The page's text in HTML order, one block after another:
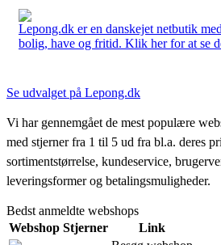
Lepong.dk er en danskejet netbutik
bolig, have og fritid. Klik her for at se
Se udvalget på Lepong.dk
Vi har gennemgået de mest populære
med stjerner fra 1 til 5 ud fra bl.a. deres
sortimentstørrelse, kundeservice,
leveringsformer og betalingsmuligheder.
Bedst anmeldte webshops
Webshop Stjerner
Link